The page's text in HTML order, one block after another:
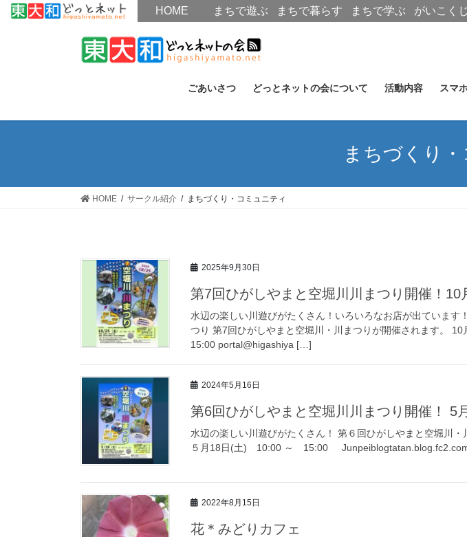
ごあいさつ どっとネットの会について 活動内容 スマ
まちづくり
HOME サークル紹介 まちづくり・コミュニティ
2025年9月30日
第7回ひがしやまと空堀川川まつり開催！10
水辺の楽しい川遊びがたくさん！いろいろなお店が出ています
つり 第7回ひがしやまと空堀川・川まつりが開催されます。
15:00 portal@higashiya […]
2024年5月16日
第6回ひがしやまと空堀川川まつり開催！ 5
水辺の楽しい川遊びがたくさん！ 第６回ひがしやまと空堀川・
５月18日(土) 10:00 ～ 15:00
2022年8月15日
花＊みどりカフェ
HOMEHOME まちで遊ぶ まちで暮らす まちで学ぶ がいこく